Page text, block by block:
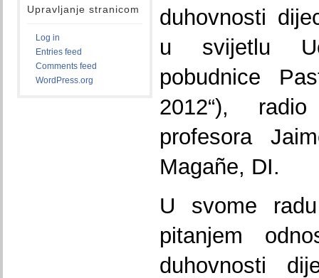
Upravljanje stranicom
Log in
Entries feed
Comments feed
WordPress.org
duhovnosti
u svijetlu
pobudnice
2012“),
profesora
Magañe, DI.
U svome
pitanjem
duhovnosti